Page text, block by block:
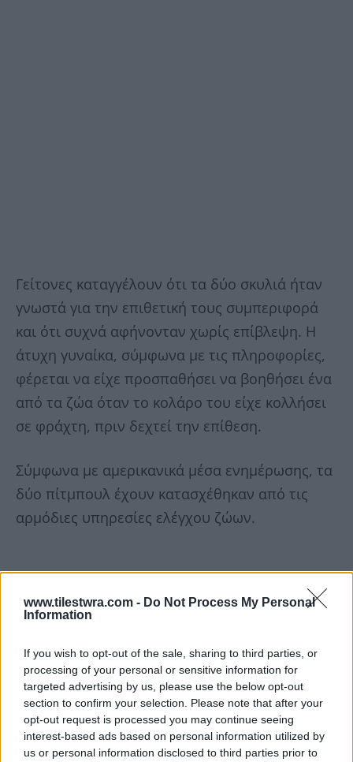
www.tilestwra.com - Do Not Process My Personal
Information
If you wish to opt-out of the sale, sharing to third parties, or
processing of your personal or sensitive information for
targeted advertising by us, please use the below opt-out
section to confirm your selection. Please note that after your
opt-out request is processed you may continue seeing
interest-based ads based on personal information utilized by
us or personal information disclosed to third parties prior to
Γείτονες καταγγέλουν ότι τα δύο σκυλιά ήταν
γνωστά για την επιθετική τους συμπεριφορά
και ότι συχνά αφήνονταν χωρίς επίβλεψη. Η
άτυχη γυναίκα, σύμφωνα με τις πληροφορίες,
φέρεται να είχε προσπαθήσει να βοηθήσει ένα
από τα ζώα όταν το κολάρο του είχε κολλήσει
σε φράχτη, πριν δεχτεί την επίθεση.
Σύμφωνα με αμερικανικά μέσα ενημέρωσης, τα
δύο πίτμπουλ έχουν κατασχέθηκαν από τις
αρμόδιες υπηρεσίες ελέγχου ζώων.